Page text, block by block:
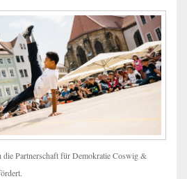
Partnerschaft für Demokratie Coswig &